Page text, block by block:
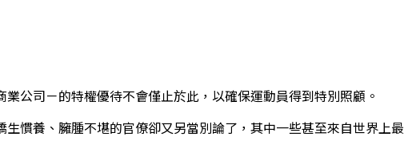
公司－的特權優待不會僅止於此，以確保運動員得到特別照顧。
慣養、臃腫不堪的官僚卻又另當別論了，其中一些甚至來自世界上最